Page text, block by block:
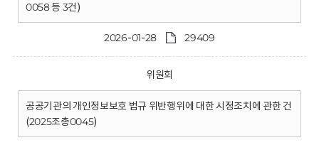
0058 등 3건)
2026-01-28 29409
위원회
공공기관의 개인정보보호 법규 위반행위에 대한 시정조치에 관한 건
(2025조총0045)